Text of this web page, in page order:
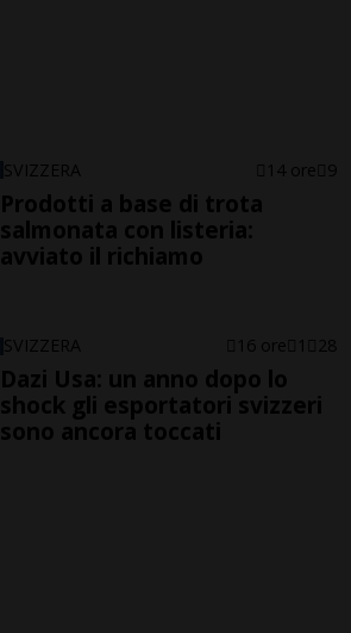
SVIZZERA 14 ore 9
Prodotti a base di trota
salmonata con listeria:
avviato il richiamo
SVIZZERA 16 ore 1 28
Dazi Usa: un anno dopo lo
shock gli esportatori svizzeri
sono ancora toccati